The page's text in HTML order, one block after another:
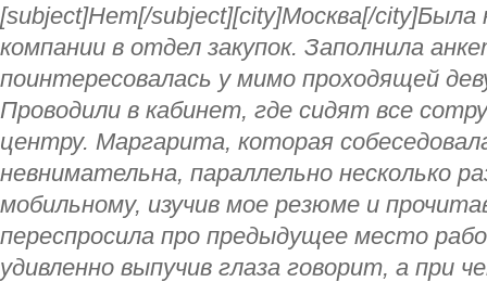
[subject]Нет[/subject][city]Москва[/city]Была
компании в отдел закупок. Заполнила
поинтересовалась у мимо проходящей
Проводили в кабинет, где сидят все
центру. Маргарита, которая
невнимательна, параллельно несколько
мобильному, изучив мое резюме и
переспросила про предыдущее место
удивленно выпучив глаза говорит, а при